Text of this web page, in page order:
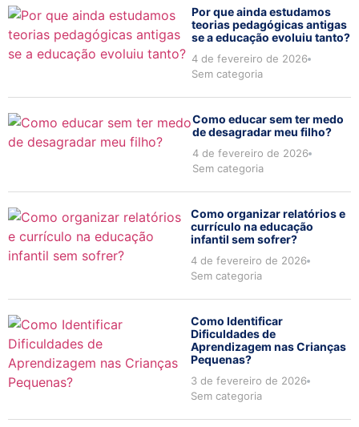
Por que ainda estudamos
teorias pedagógicas antigas
se a educação evoluiu tanto?
4 de fevereiro de 2026
Sem categoria
Como educar sem ter medo
de desagradar meu filho?
4 de fevereiro de 2026
Sem categoria
Como organizar relatórios e
currículo na educação
infantil sem sofrer?
4 de fevereiro de 2026
Sem categoria
Como Identificar
Dificuldades de
Aprendizagem nas Crianças
Pequenas?
3 de fevereiro de 2026
Sem categoria